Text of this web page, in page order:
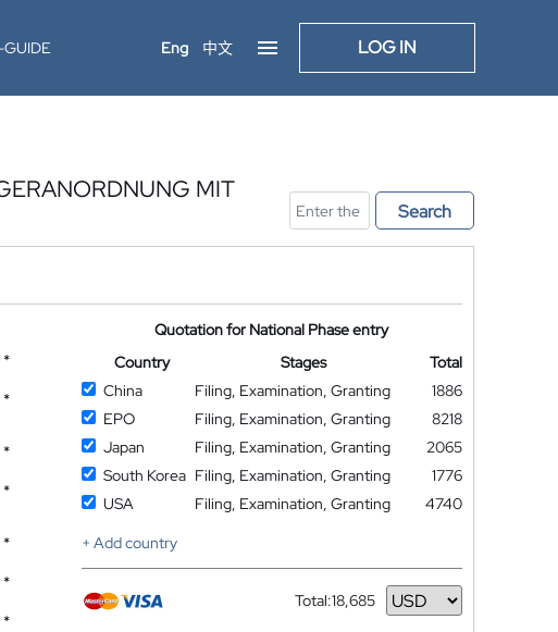
GUIDE Eng 中文 LOG IN
MIT
Search
*
*
*
*
*
*
*
Quotation for National Phase entry
Country
Stages
Total
China
Filing, Examination, Granting
1886
EPO
Filing, Examination, Granting
8218
Japan
Filing, Examination, Granting
2065
South Korea Filing, Examination, Granting
1776
USA
Filing, Examination, Granting
4740
+ Add country
Total:18,685
Currency